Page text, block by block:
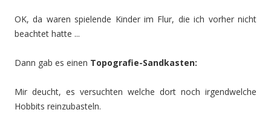
OK, da waren spielende Kinder im Flur, die ich vorher nicht
beachtet hatte ...
Dann gab es einen Topografie-Sandkasten:
Mir deucht, es versuchten welche dort noch irgendwelche
Hobbits reinzubasteln.